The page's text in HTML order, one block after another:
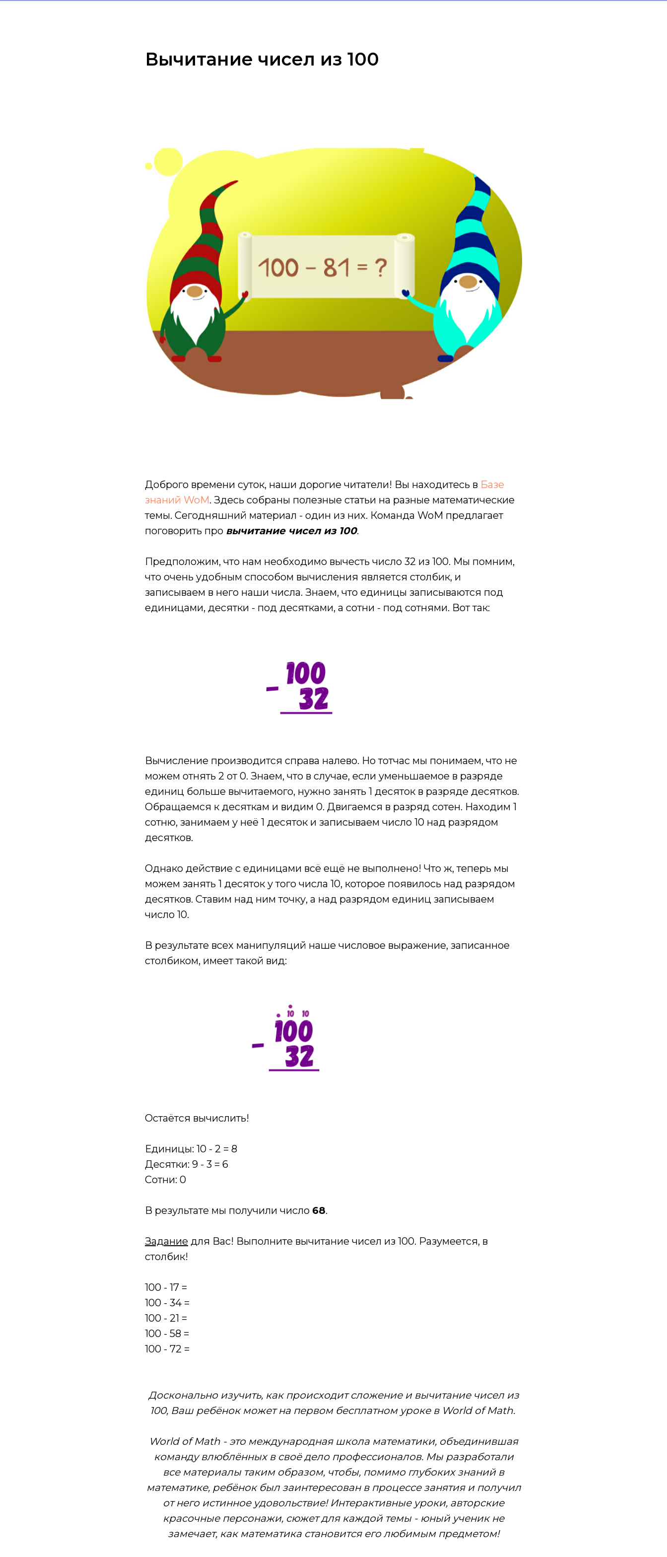
Вычитание чисел из 100
Доброго времени суток, наши дорогие читатели! Вы находитесь в Базе
знаний WoM. Здесь собраны полезные статьи на разные математические
темы. Сегодняшний материал - один из них. Команда WoM предлагает
поговорить про вычитание чисел из 100.
Предположим, что нам необходимо вычесть число 32 из 100. Мы помним,
что очень удобным способом вычисления является столбик, и
записываем в него наши числа. Знаем, что единицы записываются под
единицами, десятки - под десятками, а сотни - под сотнями. Вот так:
Вычисление производится справа налево. Но тотчас мы понимаем, что не
можем отнять 2 от 0. Знаем, что в случае, если уменьшаемое в разряде
единиц больше вычитаемого, нужно занять 1 десяток в разряде десятков.
Обращаемся к десяткам и видим 0. Двигаемся в разряд сотен. Находим 1
сотню, занимаем у неё 1 десяток и записываем число 10 над разрядом
десятков.
Однако действие с единицами всё ещё не выполнено! Что ж, теперь мы
можем занять 1 десяток у того числа 10, которое появилось над разрядом
десятков. Ставим над ним точку, а над разрядом единиц записываем
число 10.
В результате всех манипуляций наше числовое выражение, записанное
столбиком, имеет такой вид:
Остаётся вычислить!
Единицы: 10 - 2 = 8
Десятки: 9 - 3 = 6
Сотни: 0
В результате мы получили число 68.
Задание для Вас! Выполните вычитание чисел из 100. Разумеется, в
столбик!
100 - 17 =
100 - 34 =
100 - 21 =
100 - 58 =
100 - 72 =
Досконально изучить, как происходит сложение и вычитание чисел из
100, Ваш ребёнок может на первом бесплатном уроке в World of Math.
World of Math - это международная школа математики, объединившая
команду влюблённых в своё дело профессионалов. Мы разработали
все материалы таким образом, чтобы, помимо глубоких знаний в
математике, ребёнок был заинтересован в процессе занятия и получил
от него истинное удовольствие! Интерактивные уроки, авторские
красочные персонажи, сюжет для каждой темы - юный ученик не
замечает, как математика становится его любимым предметом!